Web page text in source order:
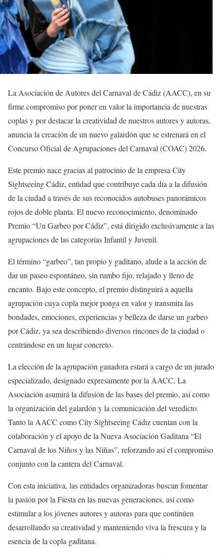
La Asociación de Autores del Carnaval de Cádiz (AACC), en su
firme compromiso por poner en valor la importancia de nuestras
coplas y por destacar la creatividad de nuestros autores y autoras,
anuncia la creación de un nuevo galardón que se estrenará en el
Concurso Oficial de Agrupaciones del Carnaval (COAC) 2026.
Este premio nace gracias al patrocinio de la empresa City
Sightseeing Cádiz, entidad que contribuye cada día a la difusión
de la ciudad a través de sus reconocidos autobuses panorámicos
rojos de doble planta. El nuevo reconocimiento, denominado
Premio “Un Garbeo por Cádiz”, está dirigido exclusivamente a las
agrupaciones de las categorías Infantil y Juvenil.
El término “garbeo”, tan propio y gaditano, alude a la acción de
dar un paseo espontáneo, sin rumbo fijo, relajado y lleno de
encanto. Bajo este concepto, el premio distinguirá a aquella
agrupación cuya copla mejor ponga en valor y transmita las
bondades, emociones, experiencias y belleza de darse un garbeo
por Cádiz, ya sea describiendo diversos rincones de la ciudad o
centrándose en un lugar concreto.
La elección de la agrupación ganadora estará a cargo de un jurado
especializado, designado expresamente por la AACC. La
Asociación asumirá la difusión de las bases del premio, así como
la organización del galardón y la comunicación del veredicto.
Tanto la AACC como City Sightseeing Cádiz cuentan con la
colaboración y el apoyo de la Nueva Asociación Gaditana “El
Carnaval de los Niños y las Niñas”, reforzando así el compromiso
conjunto con la cantera del Carnaval.
Con esta iniciativa, las entidades organizadoras buscan fomentar
la pasión por la Fiesta en las nuevas generaciones, así como
estimular a los jóvenes autores y autoras para que continúen
desarrollando su creatividad y manteniendo viva la frescura y la
esencia de la copla gaditana.